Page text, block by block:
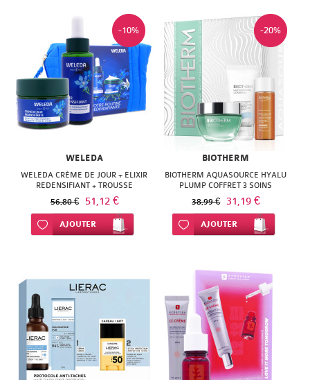
-10%
WELEDA
WELEDA CRÈME DE JOUR + ELIXIR
REDENSIFIANT + TROUSSE
56,80 € 51,12 €
Ajouter à ma liste d’envie
AJOUTER
-20%
BIOTHERM
BIOTHERM AQUASOURCE HYALU
PLUMP COFFRET 3 SOINS
38,99 € 31,19 €
Ajouter à ma liste d’envie
AJOUTER